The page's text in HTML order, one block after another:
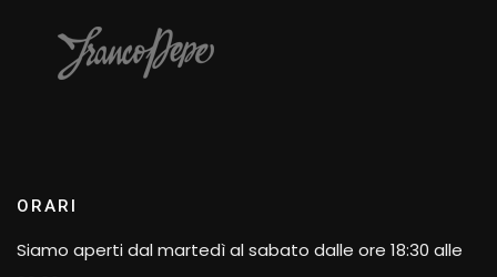
ORARI
Siamo aperti dal martedì al sabato dalle ore 18:30 alle